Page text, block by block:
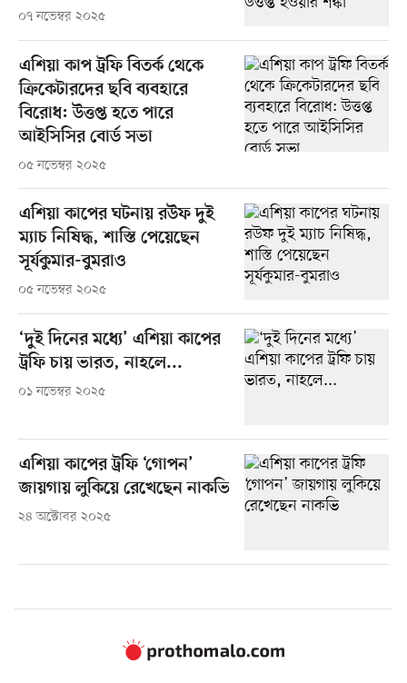
০৭ নভেম্বর ২০২৫
এশিয়া কাপ ট্রফি বিতর্ক থেকে
ক্রিকেটারদের ছবি ব্যবহারে
বিরোধ: উত্তপ্ত হতে পারে
আইসিসির বোর্ড সভা
০৫ নভেম্বর ২০২৫
এশিয়া কাপের ঘটনায় রউফ দুই
ম্যাচ নিষিদ্ধ, শাস্তি পেয়েছেন
সূর্যকুমার-বুমরাও
০৫ নভেম্বর ২০২৫
‘দুই দিনের মধ্যে’ এশিয়া কাপের
ট্রফি চায় ভারত, নাহলে...
০১ নভেম্বর ২০২৫
এশিয়া কাপের ট্রফি ‘গোপন’
জায়গায় লুকিয়ে রেখেছেন নাকভি
২৪ অক্টোবর ২০২৫